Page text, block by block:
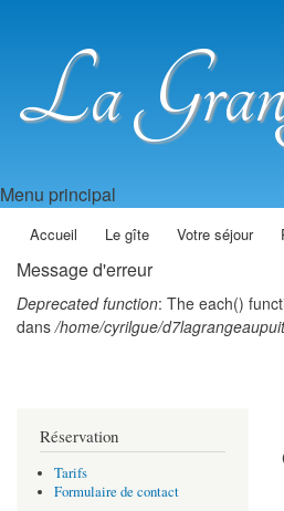
La
Menu principal
Accueil Le gîte Votre séjour
Message d'erreur
Deprecated function: The each()
dans/home/cyrilgue/
Réservation
Tarifs
Formulaire de contact